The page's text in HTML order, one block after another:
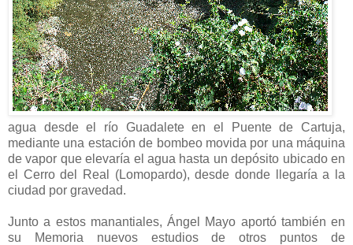
agua desde el río Guadalete en el Puente de Cartuja,
mediante una estación de bombeo movida por una máquina
de vapor que elevaría el agua hasta un depósito ubicado en
el Cerro del Real (Lomopardo), desde donde llegaría a la
ciudad por gravedad.
Junto a estos manantiales, Ángel Mayo aportó también en
su Memoria nuevos estudios de otros puntos de